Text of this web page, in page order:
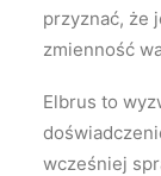
przyznać, że
zmienność
Elbrus to
wcześniej